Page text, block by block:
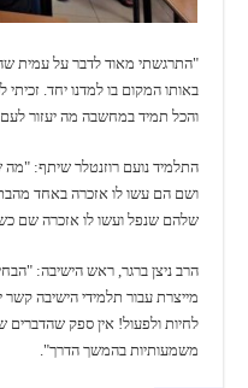
"התרגשתי מאוד לדבר על עמית
באותו המקום בו למדנו יחד.
והכל תמיד במחשבה מה יעזור
התלמיד נועם רוזנטלר שיתף: "מה
ושם הם עשו לו אזכרה באחד
שלהם שנפל ועשו לו אזכרה שם
הרב ניצן ברגר, ראש הישיבה:
מייצרת עבור תלמידי הישיבה
לחיות ולפעול! אין ספק שהדברים
משמעותיות בהמשך הדרך".